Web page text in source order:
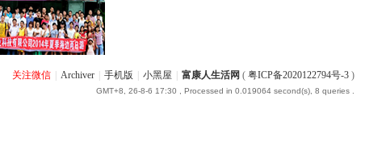
关注微信 Archiver 手机版 小黑屋 富康人生活网 ( 粤ICP备2020122794号-3)
GMT+8, 26-8-6 17:30 , Processed in 0.019064 second(s), 8 queries .